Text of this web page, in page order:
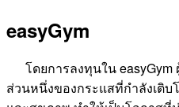
easyGym
โดยการลงทุนใน easyGym
ส่วนหนึ่งของกระแสที่กำลังเติบ